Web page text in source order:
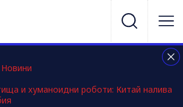
Новини
и хуманоидни роботи: Китай налива